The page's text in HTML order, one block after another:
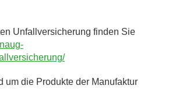
Unfallversicherung finden Sie
um die Produkte der Manufaktur